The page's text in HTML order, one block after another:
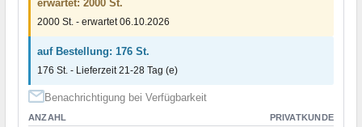
erwartet: 2000 St.
2000 St. - erwartet 06.10.2026
auf Bestellung: 176 St.
176 St. - Lieferzeit 21-28 Tag (e)
Benachrichtigung bei Verfügbarkeit
ANZAHL PRIVATKUNDE